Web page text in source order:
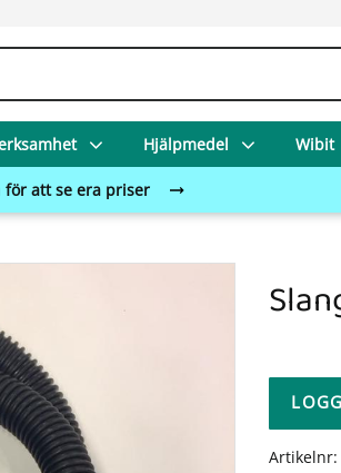
Hjälpmedel Wibit
för att se era priser
Artikelnr